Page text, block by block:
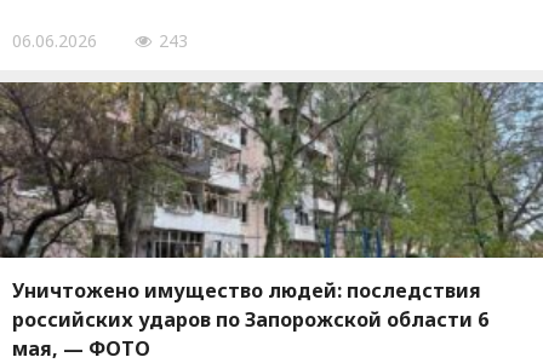
06.06.2026 243
Уничтожено имущество людей: последствия
российских ударов по Запорожской области 6
мая, — ФОТО